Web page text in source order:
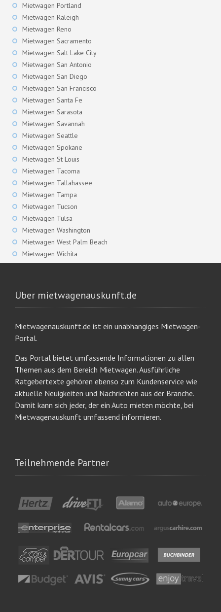
Mietwagen Portland
Mietwagen Raleigh
Mietwagen Reno
Mietwagen Sacramento
Mietwagen Salt Lake City
Mietwagen San Antonio
Mietwagen San Diego
Mietwagen San Francisco
Mietwagen Santa Fe
Mietwagen Sarasota
Mietwagen Savannah
Mietwagen Seattle
Mietwagen Spokane
Mietwagen St Louis
Mietwagen Tacoma
Mietwagen Tallahassee
Mietwagen Tampa
Mietwagen Tucson
Mietwagen Tulsa
Mietwagen Washington
Mietwagen West Palm Beach
Mietwagen Wichita
Über mietwagenauskunft.de
Mietwagenauskunft.de ist ein unabhängiges Mietwagen-
Portal.
Das Portal bietet umfassende Informationen zu allen
Themen aus dem Bereich Mietwagen. Ausführliche
Ratgebertexte gehören ebenso zum Kundenservice wie
aktuelle Neuigkeiten und Nachrichten aus der Branche.
Damit kann sich jeder, der ein Auto mieten möchte, bei
Mietwagenauskunft umfassend informieren.
Teilnehmende Partner